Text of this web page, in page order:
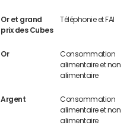
Or et grand
prix des Cubes
Téléphonie et FAI
Or
Consommation
alimentaire et non
alimentaire
Argent
Consommation
alimentaire et non
alimentaire